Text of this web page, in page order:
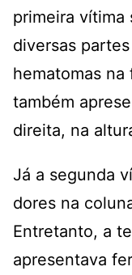
primeira vítima
diversas
hematomas
também
direita, na
Já a segunda
dores na
Entretanto, a
apresentava